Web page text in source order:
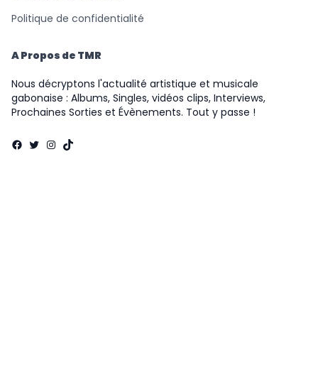
Politique de confidentialité
A Propos de TMR
Nous décryptons l'actualité artistique et musicale
gabonaise : Albums, Singles, vidéos clips, Interviews,
Prochaines Sorties et Évènements. Tout y passe !
Facebook
Twitter
Instagram
TikTok